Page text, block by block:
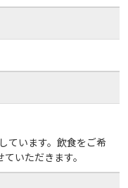
ています。飲食をご希
いただきます。